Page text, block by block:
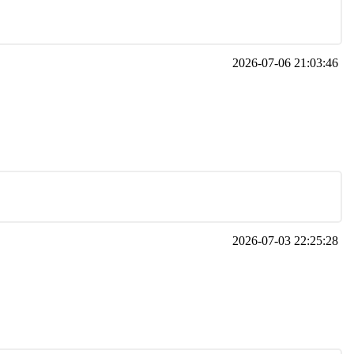
2026-07-06 21:03:46
2026-07-03 22:25:28